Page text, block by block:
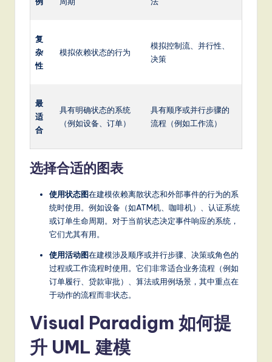
复
杂
性
模拟依赖状态的行为
模拟控制流、并行性、
决策
最
适
合
具有明确状态的系统
（例如设备、订单）
具有顺序或并行步骤的
流程（例如工作流）
选择合适的图表
使用状态图在建模依赖离散状态和外部事件的行为的系
统时使用。例如设备（如ATM机、咖啡机）、认证系统
或订单生命周期。对于当前状态决定事件响应的系统，
它们尤其有用。
使用活动图在建模涉及顺序或并行步骤、决策或角色的
过程或工作流程时使用。它们非常适合业务流程（例如
订单履行、贷款审批）、算法或用例场景，其中重点在
于动作的流程而非状态。
Visual Paradigm 如何提
升 UML 建模